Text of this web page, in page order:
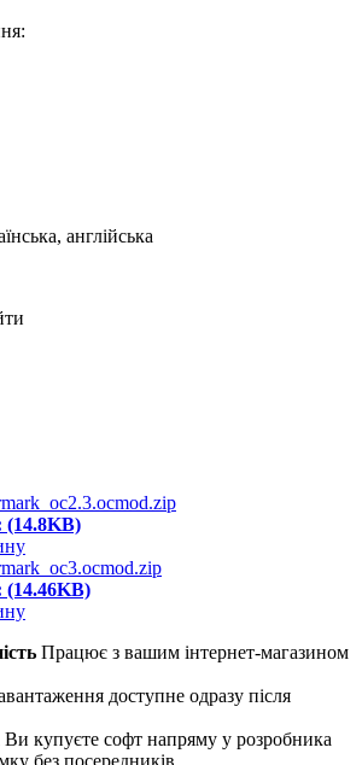
англійська
(14.8KB)
(14.46KB)
Працює з вашим інтернет-магазином
доступне одразу після
Ви купуєте софт напряму у розробника
без посередників